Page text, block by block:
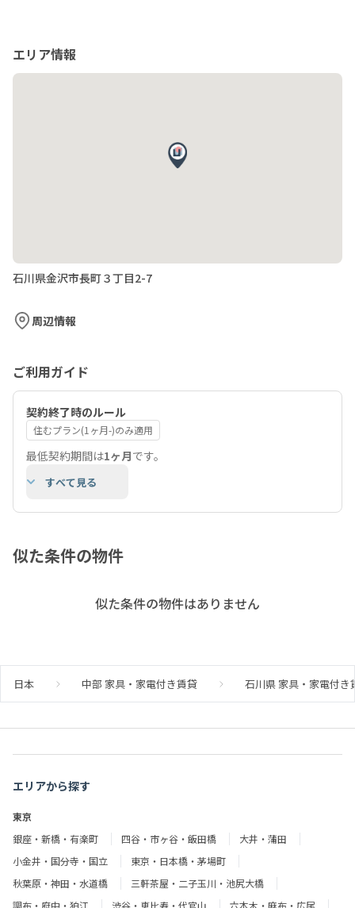
エリア情報
石川県金沢市長町３丁目2-7
周辺情報
ご利用ガイド
契約終了時のルール
住むプラン(1ヶ月-)のみ適用
最低契約期間は1ヶ月です。
すべて見る
似た条件の物件
似た条件の物件はありません
日本 中部 家具・家電付き賃貸 石川県 家具・家電付き
エリアから探す
東京
銀座・新橋・有楽町
四谷・市ヶ谷・飯田橋
大井・蒲田
小金井・国分寺・国立
東京・日本橋・茅場町
秋葉原・神田・水道橋
三軒茶屋・二子玉川・池尻大橋
調布・府中・狛江
渋谷・恵比寿・代官山
六本木・麻布・広尾